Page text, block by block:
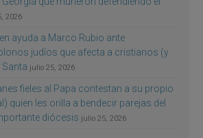
2026
ayuda a Marco Rubio ante
judíos que afecta a cristianos (y
julio 25, 2026
fieles al Papa contestan a su propio
quien les orilla a bendecir parejas del
diócesis julio 25, 2026